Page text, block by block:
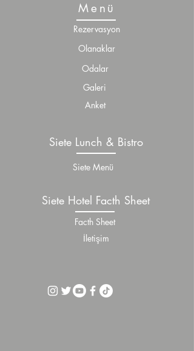
Menü
Rezervasyon
Olanaklar
Odalar
Anket
Galeri
Siete Lunch & Bistro
Siete Menü
Siete Hotel Facth Sheet
Facth Sheet
İletişim